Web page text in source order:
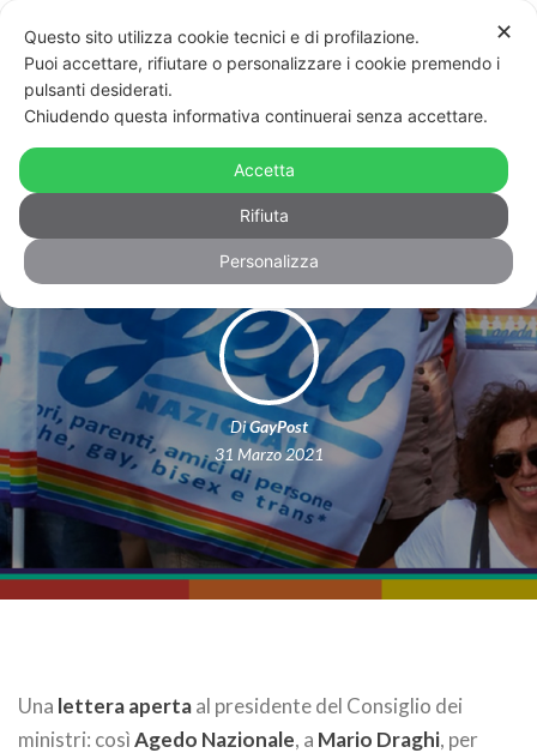
Agedo, lettera aperta a Draghi:
«Serve un supporto per la legge Zan»
DiGayPost
31 Marzo 2021
Una lettera apertaal presidente del Consiglio dei
ministri: cosìAgedo Nazionale, a Mario Draghi, per
✕
Questo sito utilizza cookie tecnici e di profilazione.
Puoi accettare, rifiutare o personalizzare i cookie premendo i
pulsanti desiderati.
Chiudendo questa informativa continuerai senza accettare.
Accetta
Rifiuta
Personalizza